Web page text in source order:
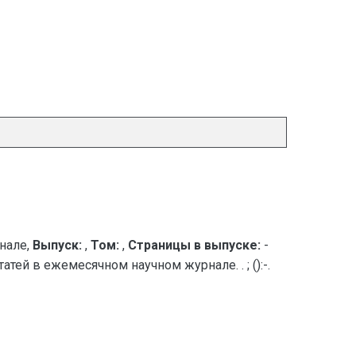
Выпуск: , Том: , Страницы в выпуске: -
в ежемесячном научном журнале. . ; ():-.